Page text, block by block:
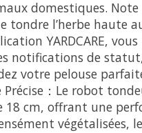
domestiques.
tondre l’herbe haute
YARDCARE,
notifications de
votre pelouse
：Le robot
18 cm, offrant une